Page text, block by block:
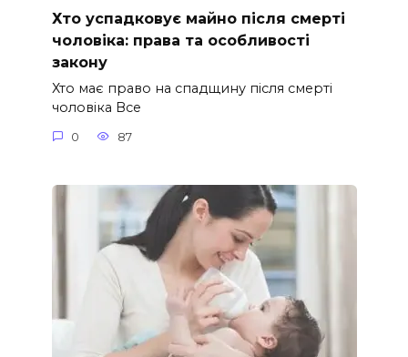
Хто успадковує майно після смерті
чоловіка: права та особливості
закону
Хто має право на спадщину після смерті
чоловіка Все
0 87